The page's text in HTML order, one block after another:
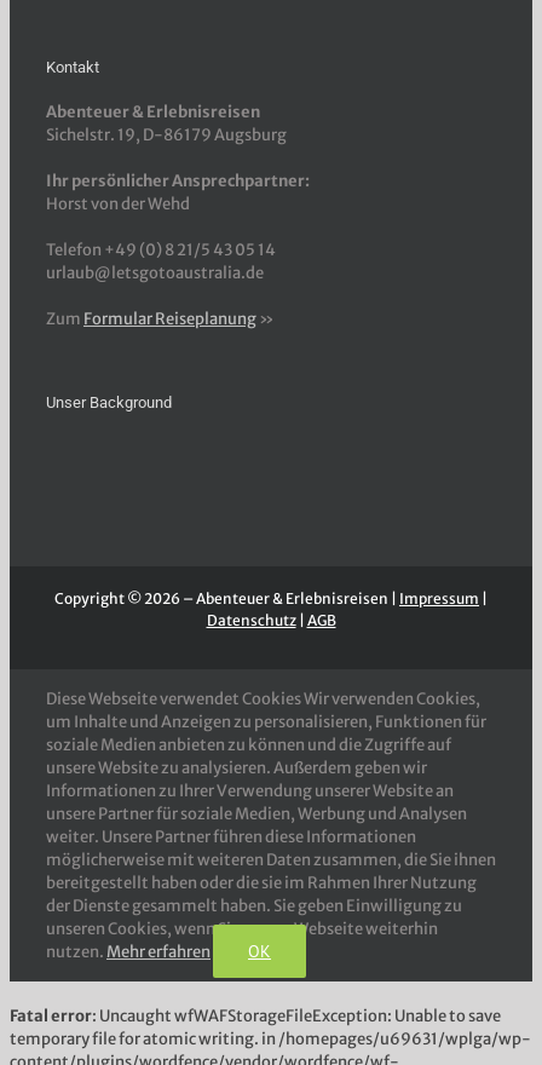
Kontakt
Abenteuer & Erlebnisreisen
Sichelstr. 19, D-86179 Augsburg
Ihr persönlicher Ansprechpartner:
Horst von der Wehd
Telefon +49 (0) 8 21/5 43 05 14
urlaub@letsgotoaustralia.de
Zum Formular Reiseplanung »
Unser Background
Copyright © 2026 – Abenteuer & Erlebnisreisen | Impressum
Datenschutz| AGB
Diese Webseite verwendet Cookies Wir verwenden Cookies,
um Inhalte und Anzeigen zu personalisieren, Funktionen für
soziale Medien anbieten zu können und die Zugriffe auf
unsere Website zu analysieren. Außerdem geben wir
Informationen zu Ihrer Verwendung unserer Website an
unsere Partner für soziale Medien, Werbung und Analysen
weiter. Unsere Partner führen diese Informationen
möglicherweise mit weiteren Daten zusammen, die Sie ihnen
bereitgestellt haben oder die sie im Rahmen Ihrer Nutzung
der Dienste gesammelt haben. Sie geben Einwilligung zu
unseren Cookies, wenn Sie unsere Webseite weiterhin
nutzen. Mehr erfahren OK
Fatal error: Uncaught wfWAFStorageFileException: Unable to save
temporary file for atomic writing. in /homepages/u69631/wplga/wp-